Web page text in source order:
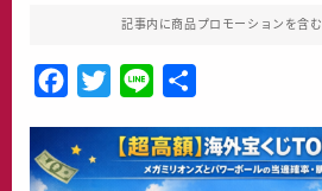
宝くじ占い
パチンコ占い
競馬・麻雀占い
記事内に商品プロモーションを含
c
e
T
t
n
e